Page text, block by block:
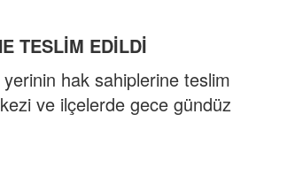
TESLİM EDİLDİ
hak sahiplerine teslim
ve ilçelerde gece gündüz